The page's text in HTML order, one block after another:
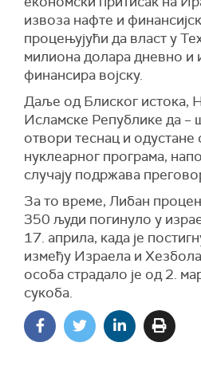
враћати док област не
пловидбу.
Истакао је да је циљ
"људима, компанијама и
учиниле ништа погрешно,
околности".
"Ово је хуманитарни гест
Америчких Држава,
посебно Ирана", рекао је
Он је упозорио да многи
хране и основних
додајући да би ова
допринесе изградњи
странама у сукобу.
Трамп је, међутим,
покушај ометања ове
спречен".
извоза нафте и
процењујући да власт у
милиона долара дневно и
финансира војску.
Даље од Блиског истока,
Исламске Републике да –
отвори теснац и одустане
нуклеарног програма,
случају подржава
За то време, Либан
350 људи погинуло у
17. априла, када је
између Израела и
особа страдало је од 2.
сукоба.